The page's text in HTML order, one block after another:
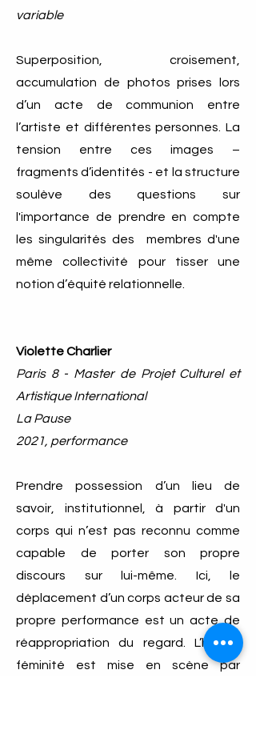
variable
Superposition, croisement,
accumulation de photos prises lors
d’un acte de communion entre
l’artiste et différentes personnes. La
tension entre ces images –
fragments d’identités - et la structure
soulève des questions sur
l'importance de prendre en compte
les singularités des membres d'une
même collectivité pour tisser une
notion d’équité relationnelle.
Violette Charlier
Paris 8 - Master de Projet Culturel et
Artistique International
La Pause
2021, performance
Prendre possession d’un lieu de
savoir, institutionnel, à partir d'un
corps qui n’est pas reconnu comme
capable de porter son propre
discours sur lui-même. Ici, le
déplacement d’un corps acteur de sa
propre performance est un acte de
réappropriation du regard. L’hyper-
féminité est mise en scène par